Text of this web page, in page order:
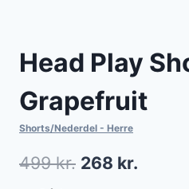
Head Play
Grapefruit
Shorts/Nederdel - Herre
499kr. Den
268 kr.